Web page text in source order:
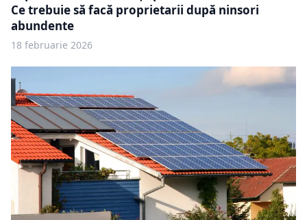
Ce trebuie să facă proprietarii după ninsori
abundente
18 februarie 2026